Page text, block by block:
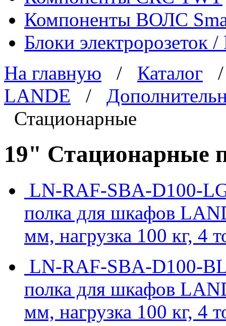
Компоненты ВОЛС
Блоки электророзеток
На главную / Каталог
LANDE /
Стационарные
19" Стационарные
LN-RAF-SBA-D100-
полка для шкафов
мм, нагрузка 100 кг, 4
LN-RAF-SBA-D100-BL
полка для шкафов
мм, нагрузка 100 кг, 4